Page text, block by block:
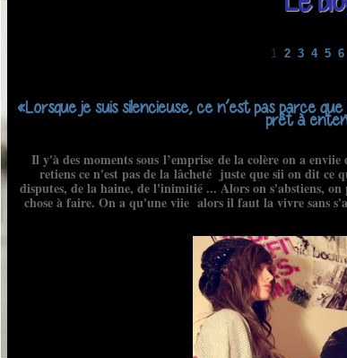
1 2 3 4 5 6
«Lorsque je suis silencieuse, ce n’est pas parce
prêt à
Il y'à des moments sous l’emprise de la colère on a
retiens ce n'est pas de la lâcheté juste que sii on dit ce
disputes, de la haine, de l'inimitié ... Alors on s'abstiens,
chose à faire. On a qu'une viie alors il faut la vivre sans